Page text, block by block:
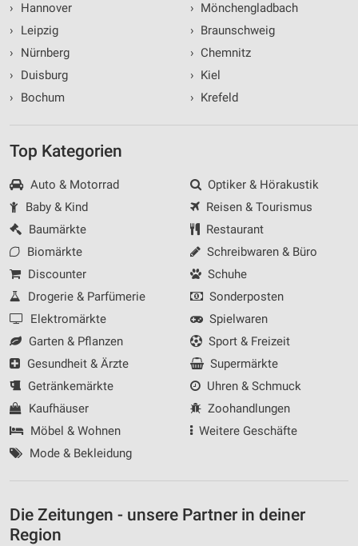
›
Hannover
›
Leipzig
›
Nürnberg
›
Duisburg
›
Bochum
› Mönchengladbach
› Braunschweig
› Chemnitz
› Kiel
› Krefeld
Top Kategorien
Auto & Motorrad
Baby & Kind
Baumärkte
Biomärkte
Discounter
Drogerie & Parfümerie
Elektromärkte
Garten & Pflanzen
Gesundheit & Ärzte
Getränkemärkte
Kaufhäuser
Möbel & Wohnen
Mode & Bekleidung
Optiker & Hörakustik
Reisen & Tourismus
Restaurant
Schreibwaren & Büro
Schuhe
Sonderposten
Spielwaren
Sport & Freizeit
Supermärkte
Uhren & Schmuck
Zoohandlungen
Weitere Geschäfte
Die Zeitungen - unsere Partner in deiner
Region